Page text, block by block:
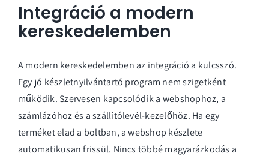
Integráció a modern
kereskedelemben
A modern kereskedelemben az integráció a kulcsszó.
Egy jó készletnyilvántartó program nem szigetként
működik. Szervesen kapcsolódik a webshophoz, a
számlázóhoz és a szállítólevél-kezelőhöz. Ha egy
terméket elad a boltban, a webshop készlete
automatikusan frissül. Nincs többé magyarázkodás a